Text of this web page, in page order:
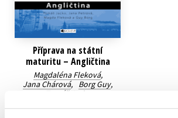
Příprava na státní
maturitu – Angličtina
Magdaléna Fleková,
Jana Chárová, Borg Guy,
Tomáš Jacko
6,79 €